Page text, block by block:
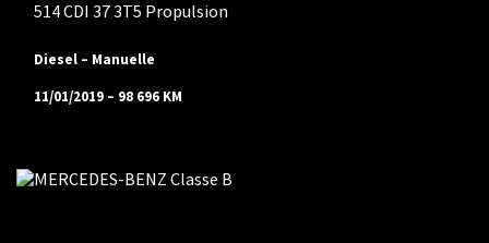
514 CDI 37 3T5 Propulsion
Diesel – Manuelle
11/01/2019 – 98 696 KM